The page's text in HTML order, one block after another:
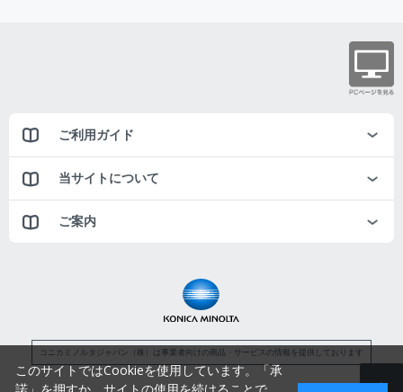
ご利用ガイド
当サイトについて
ご案内
コニカミノルタジャパン（株）は事業者向けの商品・サービスの情報を提供しております
このサイトではCookieを使用しています。「承